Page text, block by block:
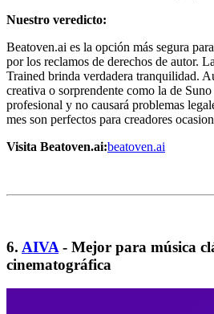
Nuestro veredicto:
Beatoven.ai es la opción más segura
por los reclamos de derechos de autor.
Trained brinda verdadera tranquilidad.
creativa o sorprendente como la de
profesional y no causará problemas
mes son perfectos para creadores
Visita Beatoven.ai:beatoven.ai
6. AIVA - Mejor para música
cinematográfica